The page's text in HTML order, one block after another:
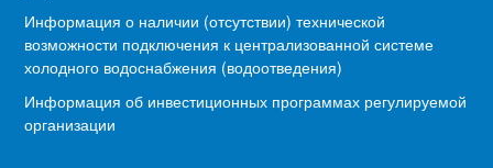
Информация о наличии (отсутствии) технической
возможности подключения к централизованной системе
холодного водоснабжения (водоотведения)
Информация об инвестиционных программах регулируемой
организации